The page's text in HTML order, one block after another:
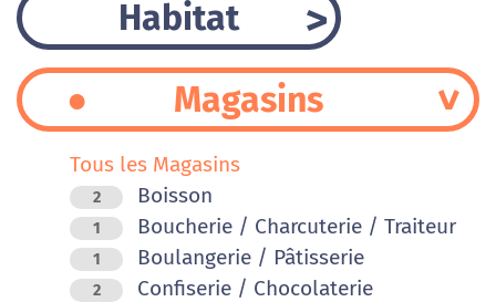
Habitat
Magasins
Tous les Magasins
2 Boisson
1 Boucherie / Charcuterie / Traiteur
1 Boulangerie / Pâtisserie
2 Confiserie / Chocolaterie